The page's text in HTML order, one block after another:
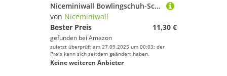
Niceminiwall Bowlingschuh-Schieberüberzüge mit Gummiband, verstellbare Passform, Polyester-Protektoren zur Reduzierung der Reibung und zum Sauberhalten der Sohlen, geeignet für Männer u
von Niceminiwall
Bester Preis
11,30 €
gefunden bei Amazon
zuletzt überprüft am 27.09.2025 um 00:03; der
Preis kann sich seitdem geändert haben.
Keine weiteren Anbieter